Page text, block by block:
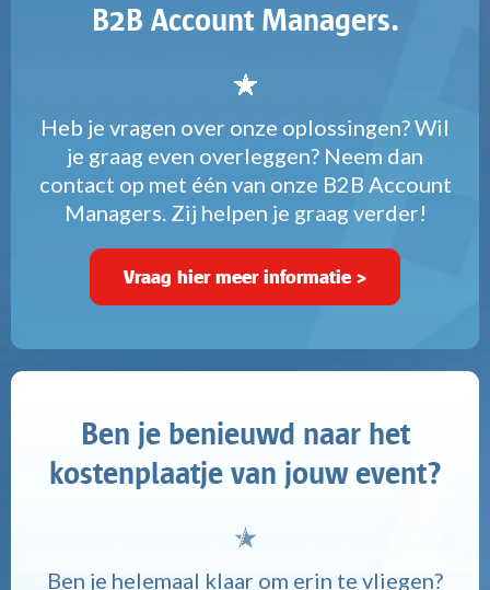
B2B Account Managers.
Heb je vragen over onze oplossingen? Wil
je graag even overleggen? Neem dan
contact op met één van onze B2B Account
Managers. Zij helpen je graag verder!
Vraag hier meer informatie >
Ben je benieuwd naar het
kostenplaatje van jouw event?
Ben je helemaal klaar om erin te vliegen?